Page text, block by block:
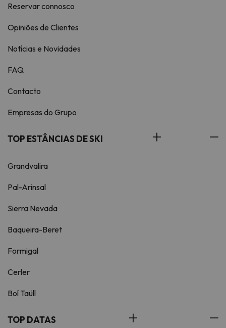
Reservar connosco
Opiniões de Clientes
Notícias e Novidades
FAQ
Contacto
Empresas do Grupo
TOP ESTÂNCIAS DE SKI
Grandvalira
Pal-Arinsal
Sierra Nevada
Baqueira-Beret
Formigal
Cerler
Boí Taüll
TOP DATAS